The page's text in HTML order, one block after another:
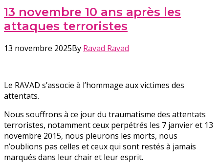
13 novembre 10 ans après les
attaques terroristes
13 novembre 2025By Ravad Ravad
Le RAVAD s’associe à l’hommage aux victimes des
attentats.
Nous souffrons à ce jour du traumatisme des attentats
terroristes, notamment ceux perpétrés les 7 janvier et 13
novembre 2015, nous pleurons les morts, nous
n’oublions pas celles et ceux qui sont restés à jamais
marqués dans leur chair et leur esprit.